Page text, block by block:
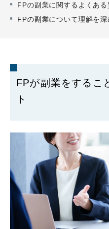
FPの副業に関するよくある
FPの副業について理解を
FPが副業をするこ
ト